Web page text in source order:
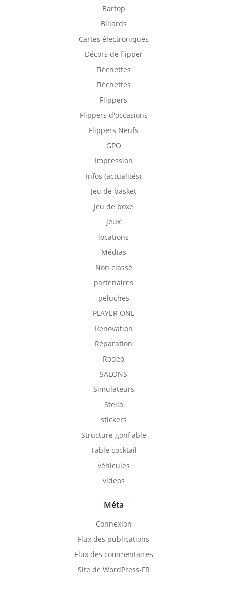
Bartop
Billards
Cartes électroniques
Décors de flipper
Fléchettes
Fléchettes
Flippers
Flippers d'occasions
Flippers Neufs
GPO
Impression
Infos (actualités)
Jeu de basket
Jeu de boxe
jeux
locations
Médias
Non classé
partenaires
peluches
PLAYER ONE
Renovation
Réparation
Rodeo
SALONS
Simulateurs
Stella
stickers
Structure gonflable
Table cocktail
véhicules
videos
Méta
Connexion
Flux des publications
Flux des commentaires
Site de WordPress-FR